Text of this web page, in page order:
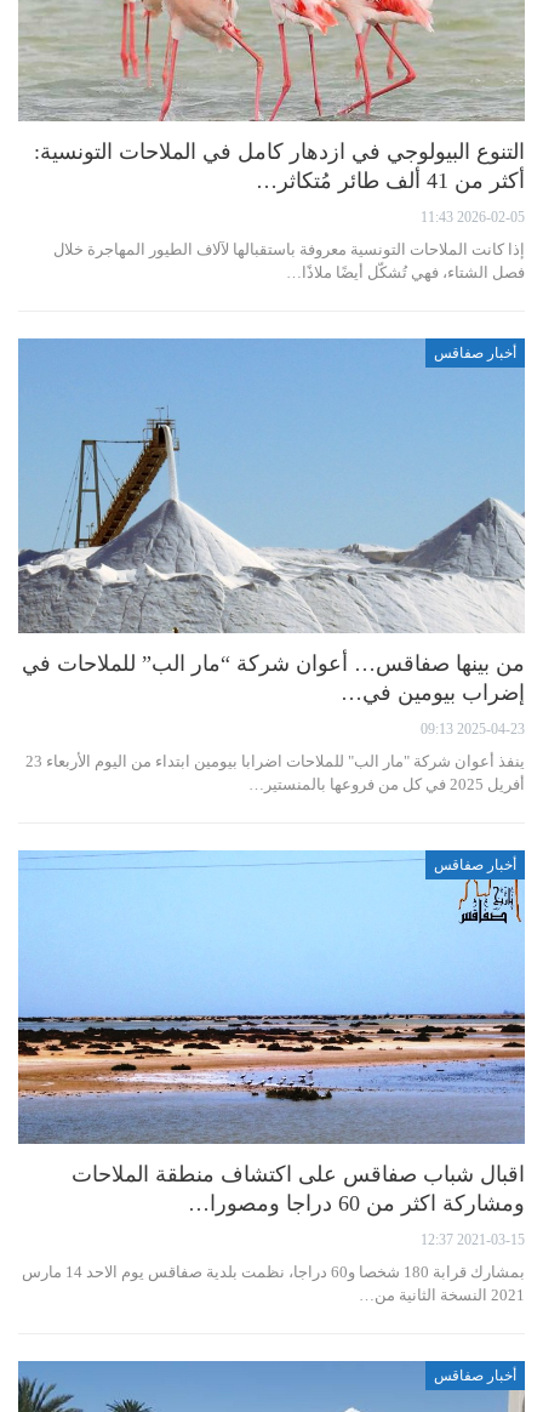
التنوع البيولوجي في ازدهار كامل في الملاحات التونسية:
أكثر من 41 ألف طائر مُتكاثر…
2026-02-05 11:43
إذا كانت الملاحات التونسية معروفة باستقبالها لآلاف الطيور المهاجرة خلال
فصل الشتاء، فهي تُشكّل أيضًا ملاذًا…
أخبار صفاقس
من بينها صفاقس… أعوان شركة “مار الب” للملاحات في
إضراب بيومين في…
2025-04-23 09:13
ينفذ أعوان شركة "مار الب" للملاحات اضرابا بيومين ابتداء من اليوم الأربعاء 23
أفريل 2025 في كل من فروعها بالمنستير…
أخبار صفاقس
اقبال شباب صفاقس على اكتشاف منطقة الملاحات
ومشاركة اكثر من 60 دراجا ومصورا…
2021-03-15 12:37
بمشارك قرابة 180 شخصا و60 دراجا، نظمت بلدية صفاقس يوم الاحد 14 مارس
2021 النسخة الثانية من…
أخبار صفاقس